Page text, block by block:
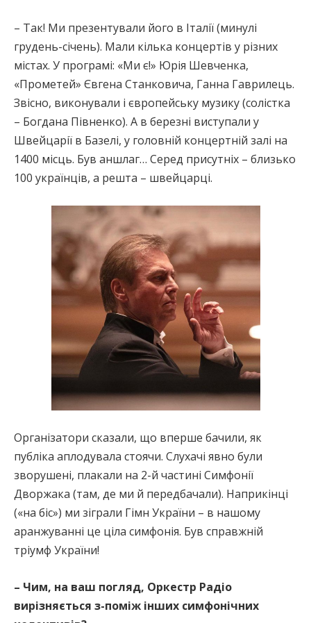
– Так! Ми презентували його в Італії (минулі
грудень-січень). Мали кілька концертів у різних
містах. У програмі: «Ми є!» Юрія Шевченка,
«Прометей» Євгена Станковича, Ганна Гаврилець.
Звісно, виконували і європейську музику (солістка
– Богдана Півненко). А в березні виступали у
Швейцарії в Базелі, у головній концертній залі на
1400 місць. Був аншлаг… Серед присутніх – близько
100 українців, а решта – швейцарці.
Організатори сказали, що вперше бачили, як
публіка аплодувала стоячи. Слухачі явно були
зворушені, плакали на 2-й частині Симфонії
Дворжака (там, де ми й передбачали). Наприкінці
(«на біс») ми зіграли Гімн України – в нашому
аранжуванні це ціла симфонія. Був справжній
тріумф України!
– Чим, на ваш погляд, Оркестр Радіо
вирізняється з-поміж інших симфонічних